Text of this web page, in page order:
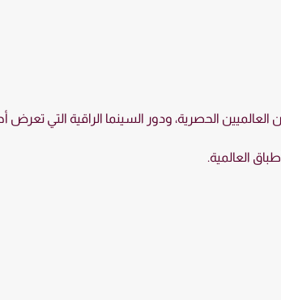
الحصرية، ودور السينما الراقية التي تعرض
العالمية.